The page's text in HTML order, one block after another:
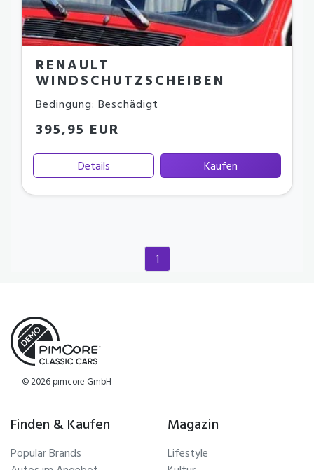
RENAULT
WINDSCHUTZSCHEIBEN
Bedingung: Beschädigt
395,95 EUR
Details Kaufen
1(current)
© 2026 pimcore GmbH
Finden & Kaufen
Popular Brands
Magazin
Lifestyle